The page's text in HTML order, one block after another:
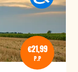
€21,99
P.P